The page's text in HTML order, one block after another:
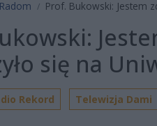
Radom Prof. Bukowski: Jestem
się na
Rekord Telewizja Dami